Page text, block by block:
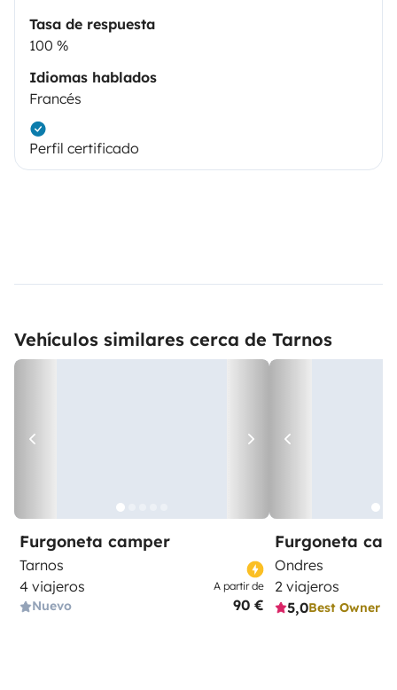
Tasa de respuesta
100 %
Idiomas hablados
Francés
Perfil certificado
Vehículos similares cerca de Tarnos
Furgoneta camper
Tarnos
4 viajeros
Nuevo
A partir de
90 €
Furgoneta
Ondres
2 viajeros
5,0Best Owner